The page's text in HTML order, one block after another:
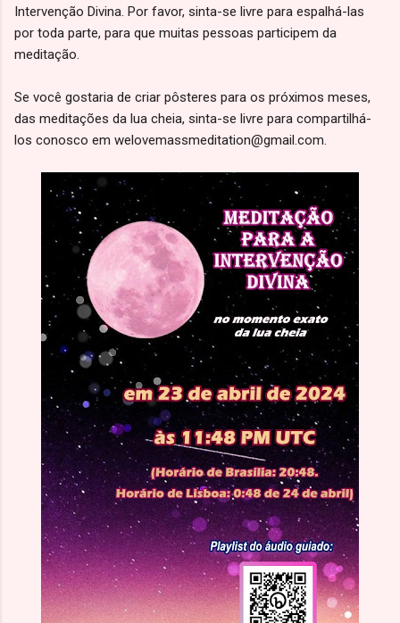
Intervenção Divina. Por favor, sinta-se livre para espalhá-las
por toda parte, para que muitas pessoas participem da
meditação.
Se você gostaria de criar pôsteres para os próximos meses,
das meditações da lua cheia, sinta-se livre para compartilhá-
los conosco em welovemassmeditation@gmail.com.